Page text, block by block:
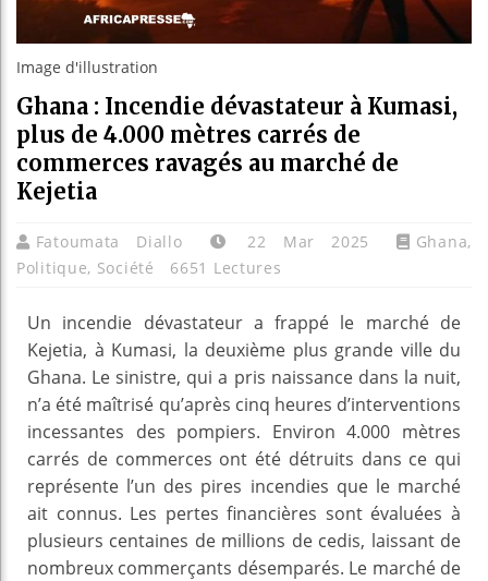
Image d'illustration
Ghana : Incendie dévastateur à Kumasi,
plus de 4.000 mètres carrés de
commerces ravagés au marché de
Kejetia
Fatoumata Diallo 22 Mar 2025 Ghana,
Politique, Société 6651 Lectures
Un incendie dévastateur a frappé le marché de
Kejetia, à Kumasi, la deuxième plus grande ville du
Ghana. Le sinistre, qui a pris naissance dans la nuit,
n’a été maîtrisé qu’après cinq heures d’interventions
incessantes des pompiers. Environ 4.000 mètres
carrés de commerces ont été détruits dans ce qui
représente l’un des pires incendies que le marché
ait connus. Les pertes financières sont évaluées à
plusieurs centaines de millions de cedis, laissant de
nombreux commerçants désemparés. Le marché de